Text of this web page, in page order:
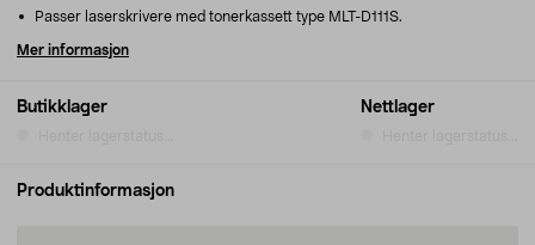
Butikklager Nettlager
Passer laserskrivere med tonerkassett type MLT-D111S.
Mer informasjon
Produktinformasjon